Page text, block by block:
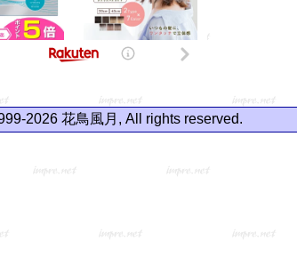
2026 花鳥風月, All rights reserved.